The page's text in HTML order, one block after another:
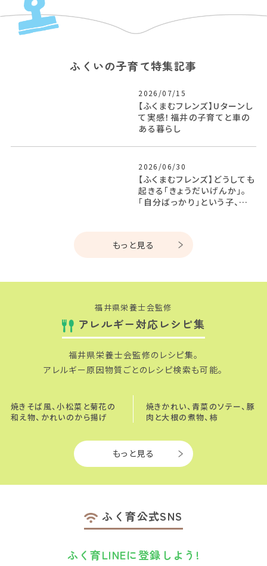
ふくいの子育て特集記事
2026/07/15
【ふくまむフレンズ】Uターンし
て実感！福井の子育てと車の
ある暮らし
2026/06/30
【ふくまむフレンズ】どうしても
起きる「きょうだいげんか」。
「自分ばっかり」という子、どう
もっと見る
福井県栄養士会監修
アレルギー対応レシピ集
福井県栄養士会監修のレシピ集。
アレルギー原因物質ごとの レシピ検索も可能。
焼きそば風、小松菜と菊花の
和え物、かれいのから揚げ
焼きかれい、青菜のソテー、豚
肉と大根の煮物、柿
もっと見る
ふく育公式SNS
ふく育LINEに登録しよう!